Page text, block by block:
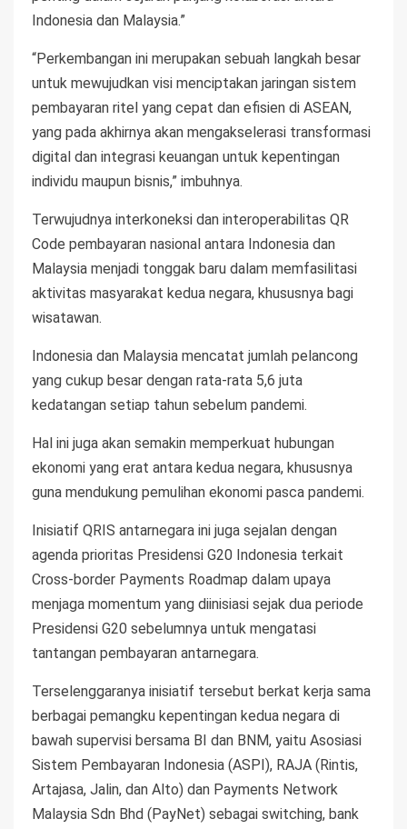
Indonesia dan Malaysia.”
“Perkembangan ini merupakan sebuah langkah besar
untuk mewujudkan visi menciptakan jaringan sistem
pembayaran ritel yang cepat dan efisien di ASEAN,
yang pada akhirnya akan mengakselerasi transformasi
digital dan integrasi keuangan untuk kepentingan
individu maupun bisnis,” imbuhnya.
Terwujudnya interkoneksi dan interoperabilitas QR
Code pembayaran nasional antara Indonesia dan
Malaysia menjadi tonggak baru dalam memfasilitasi
aktivitas masyarakat kedua negara, khususnya bagi
wisatawan.
Indonesia dan Malaysia mencatat jumlah pelancong
yang cukup besar dengan rata-rata 5,6 juta
kedatangan setiap tahun sebelum pandemi.
Hal ini juga akan semakin memperkuat hubungan
ekonomi yang erat antara kedua negara, khususnya
guna mendukung pemulihan ekonomi pasca pandemi.
Inisiatif QRIS antarnegara ini juga sejalan dengan
agenda prioritas Presidensi G20 Indonesia terkait
Cross-border Payments Roadmap dalam upaya
menjaga momentum yang diinisiasi sejak dua periode
Presidensi G20 sebelumnya untuk mengatasi
tantangan pembayaran antarnegara.
Terselenggaranya inisiatif tersebut berkat kerja sama
berbagai pemangku kepentingan kedua negara di
bawah supervisi bersama BI dan BNM, yaitu Asosiasi
Sistem Pembayaran Indonesia (ASPI), RAJA (Rintis,
Artajasa, Jalin, dan Alto) dan Payments Network
Malaysia Sdn Bhd (PayNet) sebagai switching, bank